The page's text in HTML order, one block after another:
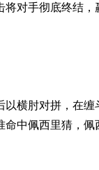
对手彻底终结
横肘对拼，在
中佩西里猜，